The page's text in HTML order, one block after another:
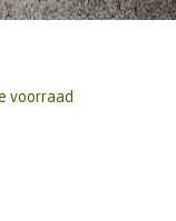
voorraad